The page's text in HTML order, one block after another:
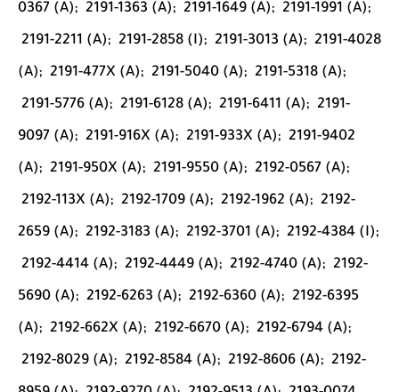
0367 (A); 2191-1363 (A); 2191-1649 (A); 2191-1991 (A);
2191-2211 (A); 2191-2858 (I); 2191-3013 (A); 2191-4028
(A); 2191-477X (A); 2191-5040 (A); 2191-5318 (A);
2191-5776 (A); 2191-6128 (A); 2191-6411 (A); 2191-
9097 (A); 2191-916X (A); 2191-933X (A); 2191-9402
(A); 2191-950X (A); 2191-9550 (A); 2192-0567 (A);
2192-113X (A); 2192-1709 (A); 2192-1962 (A); 2192-
2659 (A); 2192-3183 (A); 2192-3701 (A); 2192-4384 (I);
2192-4414 (A); 2192-4449 (A); 2192-4740 (A); 2192-
5690 (A); 2192-6263 (A); 2192-6360 (A); 2192-6395
(A); 2192-662X (A); 2192-6670 (A); 2192-6794 (A);
2192-8029 (A); 2192-8584 (A); 2192-8606 (A); 2192-